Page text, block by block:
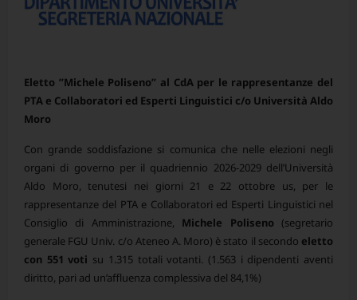
Eletto ”Michele Poliseno” al CdA per le rappresentanze del
PTA e Collaboratori ed Esperti Linguistici c/o Università Aldo
Moro
Con grande soddisfazione si comunica che nelle elezioni negli
organi di governo per il quadriennio 2026-2029 dell’Università
Aldo Moro, tenutesi nei giorni 21 e 22 ottobre us, per le
rappresentanze del PTA e Collaboratori ed Esperti Linguistici nel
Consiglio di Amministrazione, Michele Poliseno (segretario
generale FGU Univ. c/o Ateneo A. Moro) è stato il secondo eletto
con 551 voti su 1.315 totali votanti. (1.563 i dipendenti aventi
diritto, pari ad un’affluenza complessiva del 84,1%)